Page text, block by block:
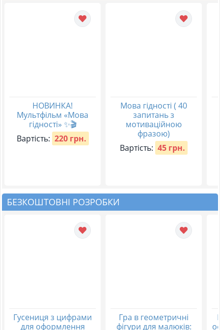
НОВИНКА!
Мультфільм «Мова
гідності» ✨🎬
Вартість: 220 грн.
Мова гідності ( 40
запитань з
мотиваційною
фразою)
Вартість: 45 грн.
БЕЗКОШТОВНІ РОЗРОБКИ
Гусениця з цифрами
для оформлення
Гра в геометричні
фігури для малюків: